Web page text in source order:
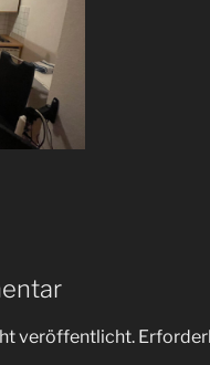
veröffentlicht.